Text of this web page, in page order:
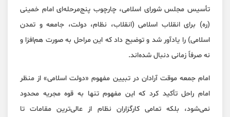
تأسیس مجلس شورای اسلامی، چارچوب پنج‌مرحله‌ای امام خمینی
(ره) برای انقلاب اسلامی (انقلاب، نظام، دولت، جامعه و تمدن
اسلامی) را یادآور شد و توضیح داد که این مراحل به صورت هم‌افزا و
نه صرفاً زمانی دنبال شده‌اند.
امام جمعه موقت آرادان در تبیین مفهوم «دولت اسلامی» از منظر
امام راحل تأکید کرد که این مفهوم تنها به قوه مجریه محدود
نمی‌شود، بلکه تمامی کارگزاران نظام از عالی‌ترین مقامات تا